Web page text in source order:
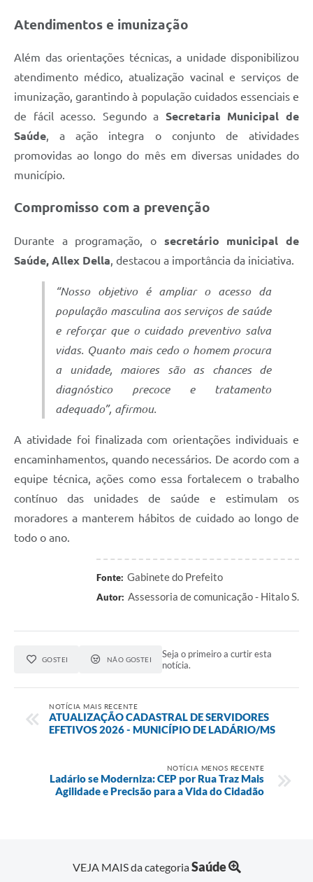
Atendimentos e imunização
Além das orientações técnicas, a unidade disponibilizou
atendimento médico, atualização vacinal e serviços de
imunização, garantindo à população cuidados essenciais e
de fácil acesso. Segundo a Secretaria Municipal de
Saúde, a ação integra o conjunto de atividades
promovidas ao longo do mês em diversas unidades do
município.
Compromisso com a prevenção
Durante a programação, o secretário municipal de
Saúde, Allex Della, destacou a importância da iniciativa.
“Nosso objetivo é ampliar o acesso da
população masculina aos serviços de saúde
e reforçar que o cuidado preventivo salva
vidas. Quanto mais cedo o homem procura
a unidade, maiores são as chances de
diagnóstico precoce e tratamento
adequado”, afirmou.
A atividade foi finalizada com orientações individuais e
encaminhamentos, quando necessários. De acordo com a
equipe técnica, ações como essa fortalecem o trabalho
contínuo das unidades de saúde e estimulam os
moradores a manterem hábitos de cuidado ao longo de
todo o ano.
Fonte: Gabinete do Prefeito
Autor: Assessoria de comunicação - Hitalo S.
GOSTEI NÃO GOSTEI
Seja o primeiro a curtir esta
notícia.
NOTÍCIA MAIS RECENTE
ATUALIZAÇÃO CADASTRAL DE SERVIDORES
EFETIVOS 2026 - MUNICÍPIO DE LADÁRIO/MS
NOTÍCIA MENOS RECENTE
Ladário se Moderniza: CEP por Rua Traz Mais
Agilidade e Precisão para a Vida do Cidadão
VEJA MAIS da categoriaSaúde